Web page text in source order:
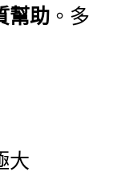
幫助 。多
大